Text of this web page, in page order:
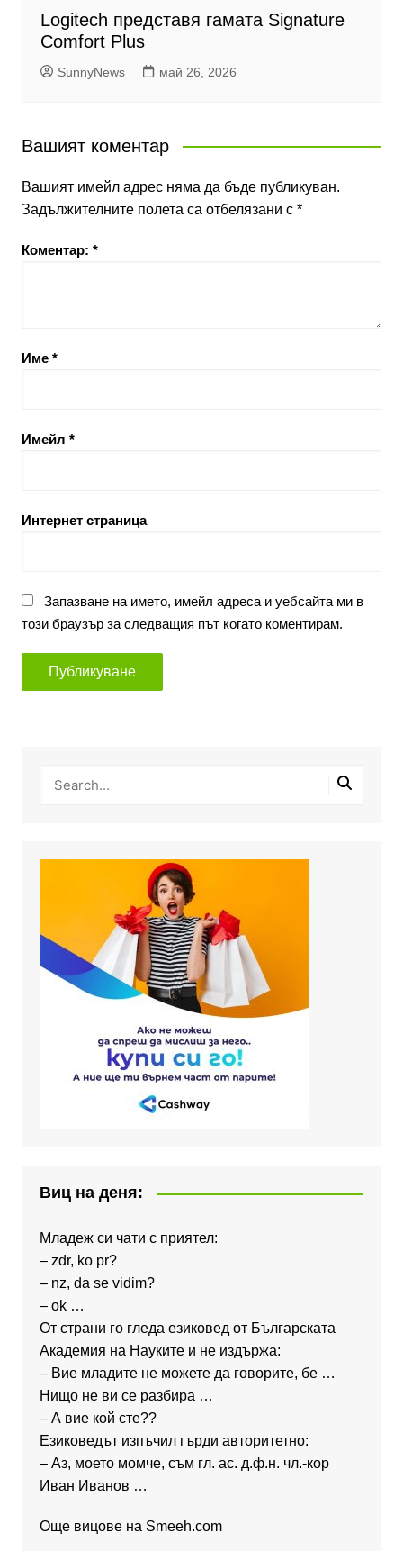
Logitech представя гамата Signature
Comfort Plus
SunnyNews май 26, 2026
Вашият коментар
Вашият имейл адрес няма да бъде публикуван.
Задължителните полета са отбелязани с *
Коментар: *
Име *
Имейл *
Интернет страница
Запазване на името, имейл адреса и уебсайта ми в
този браузър за следващия път когато коментирам.
Виц на деня:
Младеж си чати с приятел:
– zdr, ko pr?
– nz, da se vidim?
– ok …
От страни го гледа езиковед от Българската
Академия на Науките и не издържа:
– Вие младите не можете да говорите, бе …
Нищо не ви се разбира …
– А вие кой сте??
Езиковедът изпъчил гърди авторитетно:
– Аз, моето момче, съм гл. ас. д.ф.н. чл.-кор
Иван Иванов …
Още вицове на Smeeh.com